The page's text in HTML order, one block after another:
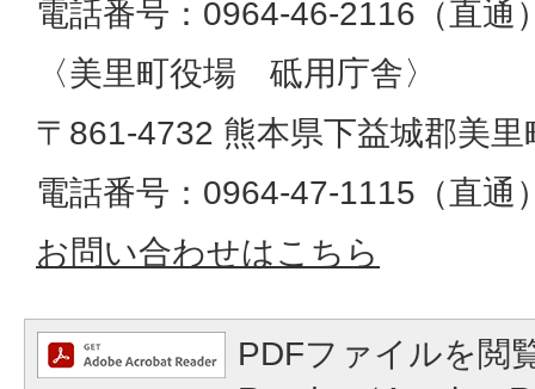
電話番号：0964-46-2116（直通
〈美里町役場 砥用庁舎〉
〒861-4732 熊本県下益城郡美
電話番号：0964-47-1115（直通
お問い合わせはこちら
PDFファイルを閲